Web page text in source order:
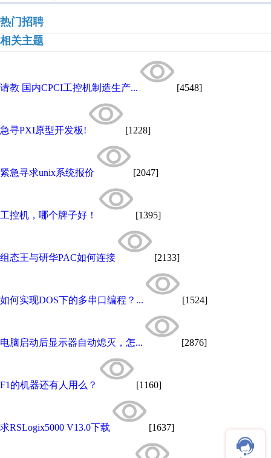
热门招聘
相关主题
请教 国内CPCI工控机制造生产... [4548]
急寻PXI原型开发板! [1228]
紧急寻求unix系统报价 [2047]
工控机，哪个牌子好！ [1395]
组态王与研华PAC如何连接 [2133]
如何实现DOS下的多串口编程？... [1524]
电脑启动后显示器自动熄灭，怎... [2876]
F1的机器还有人用么？ [1160]
求RSLogix5000 V13.0下载 [1637]